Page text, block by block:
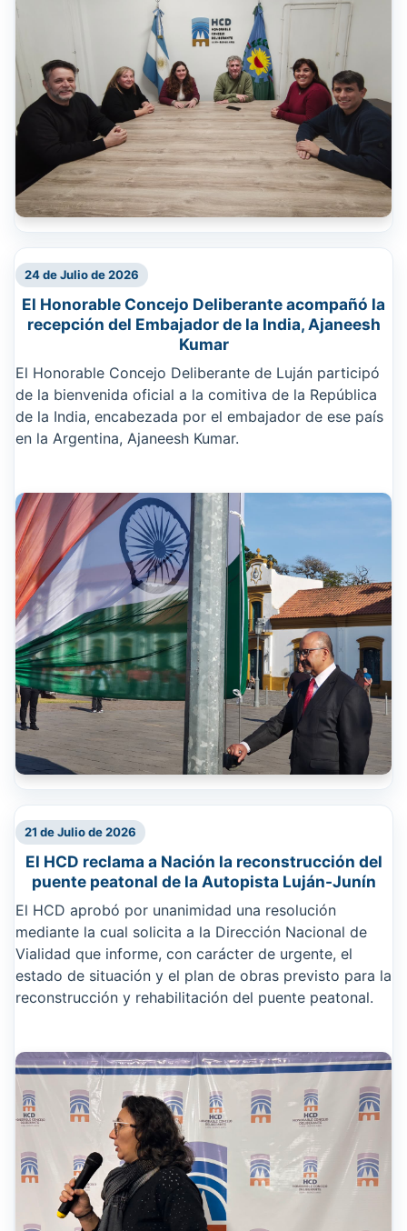
24 de Julio de 2026
El Honorable Concejo Deliberante acompañó la
recepción del Embajador de la India, Ajaneesh
Kumar
El Honorable Concejo Deliberante de Luján participó
de la bienvenida oficial a la comitiva de la República
de la India, encabezada por el embajador de ese país
en la Argentina, Ajaneesh Kumar.
21 de Julio de 2026
El HCD reclama a Nación la reconstrucción del
puente peatonal de la Autopista Luján-Junín
El HCD aprobó por unanimidad una resolución
mediante la cual solicita a la Dirección Nacional de
Vialidad que informe, con carácter de urgente, el
estado de situación y el plan de obras previsto para la
reconstrucción y rehabilitación del puente peatonal.